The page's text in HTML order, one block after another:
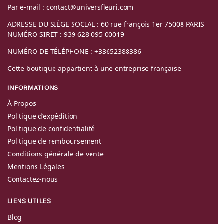
Par e-mail : contact@universfleuri.com
ADRESSE DU SIÈGE SOCIAL : 60 rue françois 1er 75008 PARIS
NUMÉRO SIRET : 939 628 095 00019
NUMÉRO DE TÉLÉPHONE : +33652388386
Cette boutique appartient à une entreprise française
INFORMATIONS
À Propos
Politique d’expédition
Politique de confidentialité
Politique de remboursement
Conditions générale de vente
Mentions Légales
Contactez-nous
LIENS UTILES
Blog